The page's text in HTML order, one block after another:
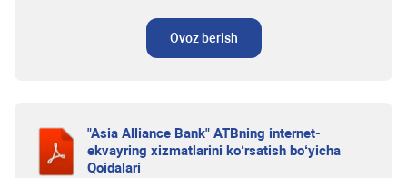
Ovoz berish
"Asia Alliance Bank" ATBning internet-
ekvayring xizmatlarini ko‘rsatish bo‘yicha
Qoidalari